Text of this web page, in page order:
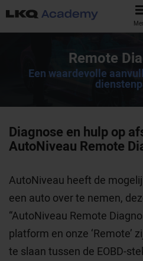
Remote
Een waardevolle
Diagnose en hulp op
AutoNiveau Remote
AutoNiveau heeft de
een auto over te nemen,
“AutoNiveau Remote
platform en onze ‘Remote’
te slaan tussen de EOBD-